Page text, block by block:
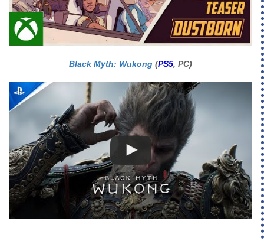
Black Myth: Wukong (PS5, PC)